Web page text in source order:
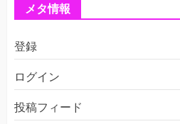
メタ情報
登録
ログイン
投稿フィード